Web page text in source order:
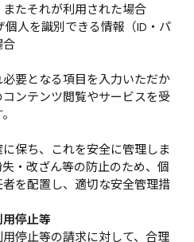
たそれが利用された場合
人を識別できる情報（ID・パ
合
要となる項目を入力いただか
ンテンツ閲覧やサービスを受
保ち、これを安全に管理しま
・改ざん等の防止のため、個
を配置し、適切な安全管理措
停止等
停止等の請求に対して、合理